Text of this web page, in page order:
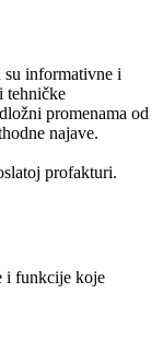
su informativne i
tehničke
promenama od
najave.
profakturi.
i funkcije koje